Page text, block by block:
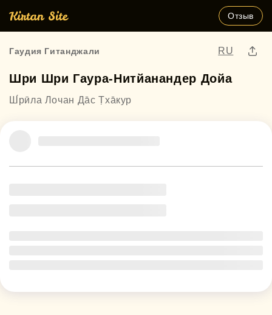
Отзыв
Гаудия Гитанджали RU
Шри Шри Гаура-Нитйанандер Дойа
Ш́рӣла Лочан Да̄с Т̣ха̄кур